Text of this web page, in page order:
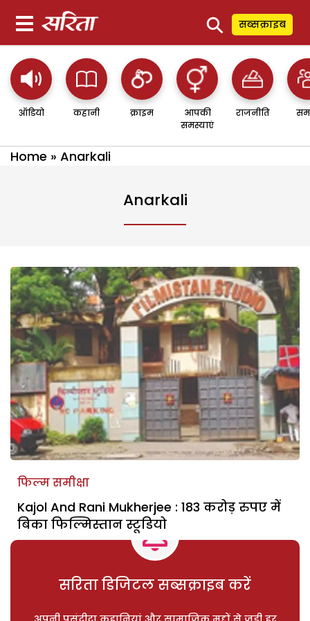
⚲ सब्सक्राइब
ऑडियो कहानी क्राइम
आपकी
समस्याएं
राजनीति
Home » Anarkali
Anarkali
फिल्म समीक्षा
Kajol And Rani Mukherjee : 183 करोड़ रुपए में
बिका फिल्मिस्तान स्टूडियो
सरिता डिजिटल सब्सक्राइब करें